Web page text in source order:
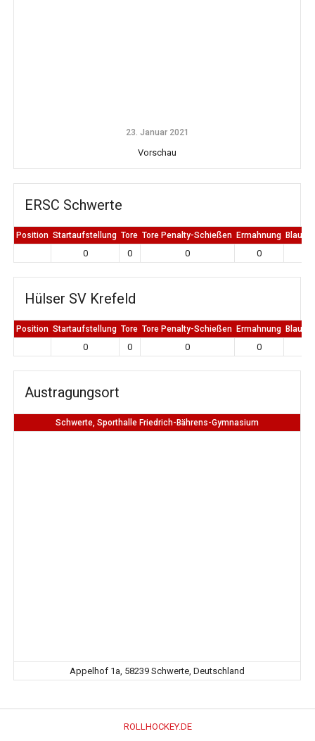
23. Januar 2021
Vorschau
ERSC Schwerte
Position Startaufstellung Tore Tore Penalty-Schießen Ermahnung Blaue
0 0 0 0
Hülser SV Krefeld
Position Startaufstellung Tore Tore Penalty-Schießen Ermahnung Blaue
0 0 0 0
Austragungsort
Schwerte, Sporthalle Friedrich-Bährens-Gymnasium
Appelhof 1a, 58239 Schwerte, Deutschland
ROLLHOCKEY.DE